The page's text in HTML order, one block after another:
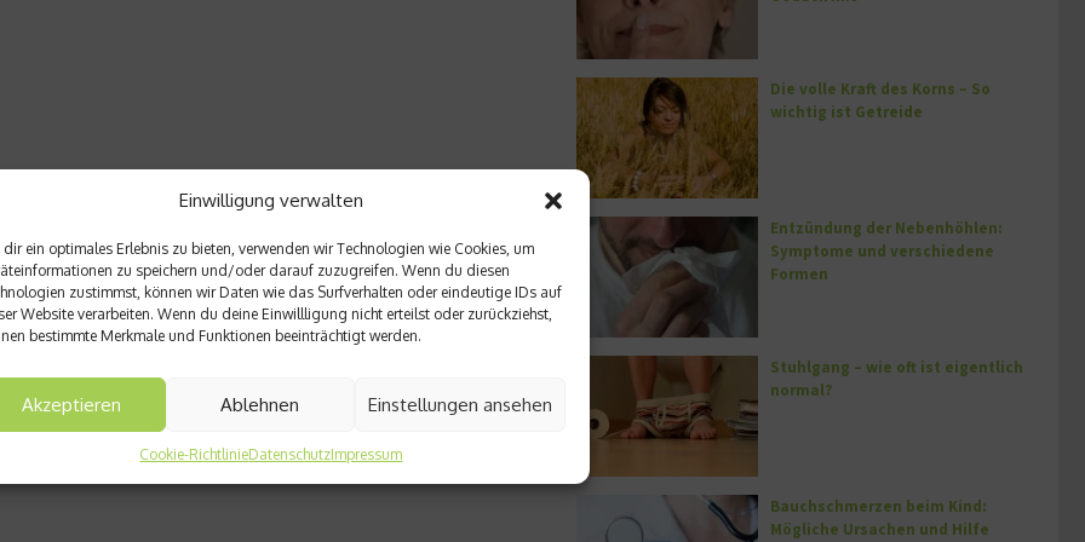
Einwilligung verwalten
dir ein optimales Erlebnis zu bieten, verwenden wir Technologien wie Cookies, um
zu speichern und/oder darauf zuzugreifen. Wenn du diesen
zustimmst, können wir Daten wie das Surfverhalten oder eindeutige IDs auf
Website verarbeiten. Wenn du deine Einwillligung nicht erteilst oder zurückziehst,
bestimmte Merkmale und Funktionen beeinträchtigt werden.
Akzeptieren Ablehnen Einstellungen ansehen
Cookie-RichtlinieDatenschutzImpressum
Die volle Kraft des Korns – So
wichtig ist Getreide
Entzündung der Nebenhöhlen:
Symptome und verschiedene
Formen
Stuhlgang – wie oft ist eigentlich
normal?
Bauchschmerzen beim Kind:
Mögliche Ursachen und Hilfe